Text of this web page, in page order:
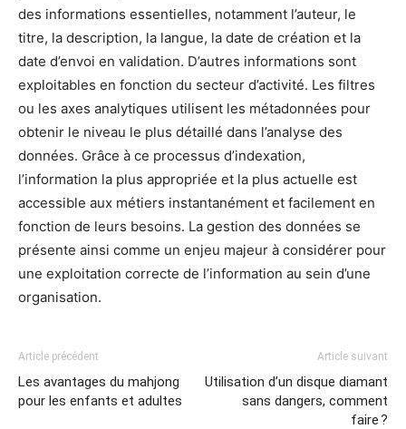
des informations essentielles, notamment l’auteur, le
titre, la description, la langue, la date de création et la
date d’envoi en validation. D’autres informations sont
exploitables en fonction du secteur d’activité. Les filtres
ou les axes analytiques utilisent les métadonnées pour
obtenir le niveau le plus détaillé dans l’analyse des
données. Grâce à ce processus d’indexation,
l’information la plus appropriée et la plus actuelle est
accessible aux métiers instantanément et facilement en
fonction de leurs besoins. La gestion des données se
présente ainsi comme un enjeu majeur à considérer pour
une exploitation correcte de l’information au sein d’une
organisation.
Article précédent
Les avantages du mahjong
pour les enfants et adultes
Article suivant
Utilisation d’un disque diamant
sans dangers, comment
faire ?